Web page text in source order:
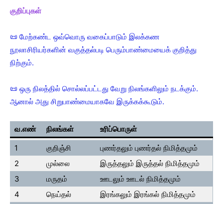
குறிப்புகள்
📜 மேற்கண்ட ஒவ்வொரு வகைப்பாடும் இலக்கண
நூலாசிரியர்களின் வகுத்தல்படி பெரும்பாண்மையைக் குறித்து
நிற்கும்.
📜 ஒரு நிலத்தில் சொல்லப்பட்டது வேறு நிலங்களிலும் நடக்கும்.
ஆனால் அது சிறுபாண்மையாகவே இருக்கக்கூடும்.
வ.எண் நிலங்கள்
உரிப்பொருள்
1
குறிஞ்சி
புணர்தலும் புணர்தல் நிமித்தமும்
2
முல்லை
இருத்தலும் இருத்தல் நிமித்தமும்
3
மருதம்
ஊடலும் ஊடல் நிமித்தமும்
4
நெய்தல்
இரங்கலும் இரங்கல் நிமித்தமும்